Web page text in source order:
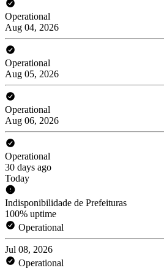
Operational
Aug 04, 2026
Operational
Aug 05, 2026
Operational
Aug 06, 2026
Operational
30 days ago
Today
Indisponibilidade de Prefeituras
100% uptime
Operational
Jul 08, 2026
Operational